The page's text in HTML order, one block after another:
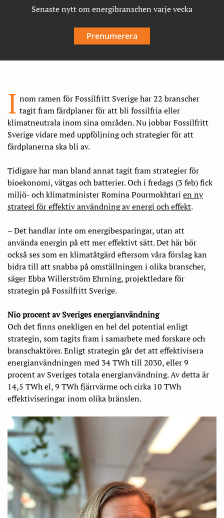
Senaste nytt om energibranschen varje vecka
Prenumerera
I nom ramen för Fossilfritt Sverige har 22 branscher
tagit fram färdplaner för att bli fossilfria eller
klimatneutrala inom sina områden. Nu jobbar Fossilfritt
Sverige vidare med uppföljning och strategier för att
färdplanerna ska bli av.
Tidigare har man bland annat tagit fram strategier för
bioekonomi, vätgas och batterier. Och i fredags (3 feb) fick
miljö- och klimatminister Romina Pourmokhtari en ny
strategi för effektiv användning av energi och effekt.
– Det handlar inte om energibesparingar, utan att
använda energin på ett mer effektivt sätt. Det här bör
också ses som en klimatåtgärd eftersom våra förslag kan
bidra till att snabba på omställningen i olika branscher,
säger Ebba Willerström Ehrning, projektledare för
strategin på Fossilfritt Sverige.
Nio procent av Sveriges energianvändning
Och det finns onekligen en hel del potential enligt
strategin, som tagits fram i samarbete med forskare och
branschaktörer. Enligt strategin går det att effektivisera
energianvändningen med 34 TWh till 2030, eller 9
procent av Sveriges totala energianvändning. Av detta är
14,5 TWh el, 9 TWh fjärrvärme och cirka 10 TWh
effektiviseringar inom olika bränslen.